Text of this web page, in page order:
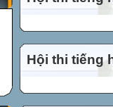
Hội thi tiếng